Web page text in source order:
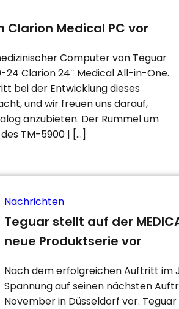
Medical PC vor
Computer von Teguar
Clarion 24″ Medical All-in-One.
bei der Entwicklung dieses
und wir freuen uns darauf,
anzubieten. Der Rummel um
TM-5900 | […]
Nachrichten
Teguar stellt auf der
neue Produktserie vor
Nach dem erfolgreichen Auftritt im
Spannung auf seinen nächsten
November in Düsseldorf vor.